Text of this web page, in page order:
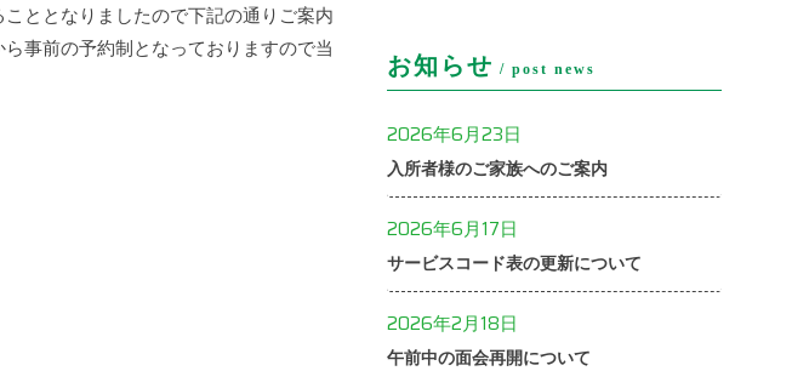
ととなりましたので下記の通りご案内
事前の予約制となっておりますので当
お知らせ post news
2026年6月23日
入所者様のご家族へのご案内
2026年6月17日
サービスコード表の更新について
2026年2月18日
午前中の面会再開について